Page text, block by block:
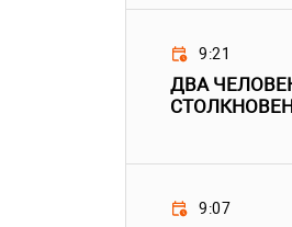
9:21
ДВА
9:07